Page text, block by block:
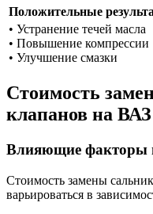
Положительные
• Устранение течей масла
• Повышение компрессии
• Улучшение смазки
Стоимость
клапанов на ВАЗ
Влияющие факторы
Стоимость замены
варьироваться в